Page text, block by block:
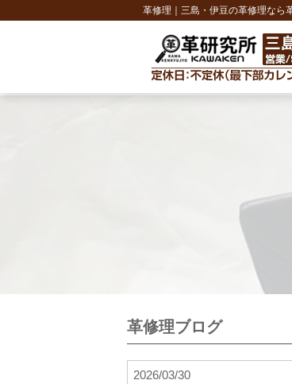
革修理｜三島・伊豆の革修理なら
革修理ブログ
2026/03/30